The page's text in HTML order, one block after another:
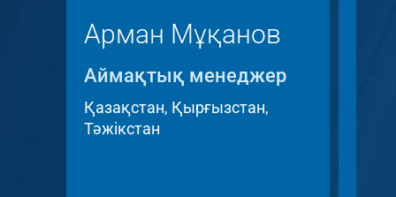
Арман Мұқанов
Аймақтық менеджер
Қазақстан, Қырғызстан,
Тәжікстан